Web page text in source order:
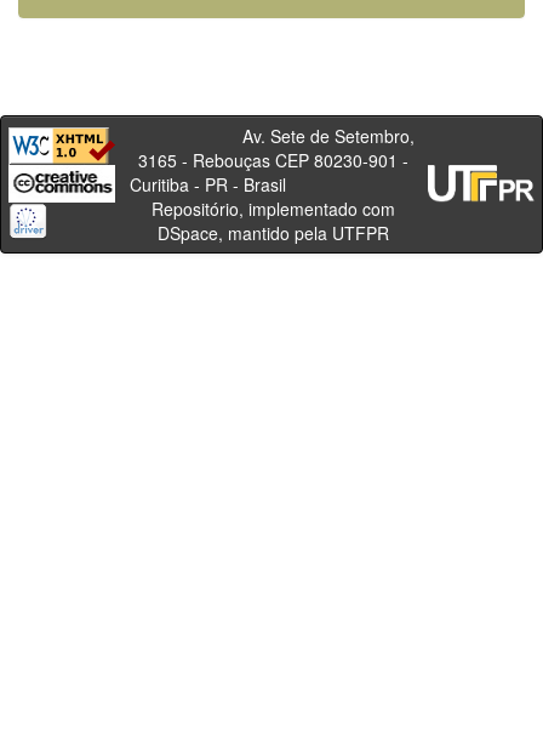
Av. Sete de Setembro,
3165 - Rebouças CEP 80230-901 -
Curitiba - PR - Brasil
Repositório, implementado com
DSpace, mantido pela UTFPR